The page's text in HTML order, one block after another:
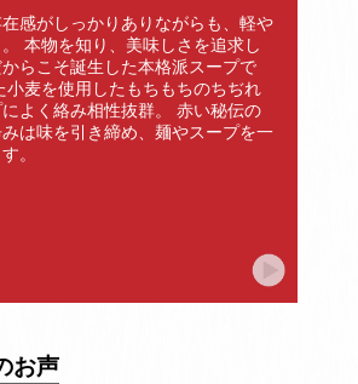
感がしっかりありながらも、軽や
本物を知り、美味しさを追求し
らこそ誕生した本格派スープで
小麦を使用したもちもちのちぢれ
よく絡み相性抜群。 赤い秘伝の
は味を引き締め、麺やスープを一
。
お声